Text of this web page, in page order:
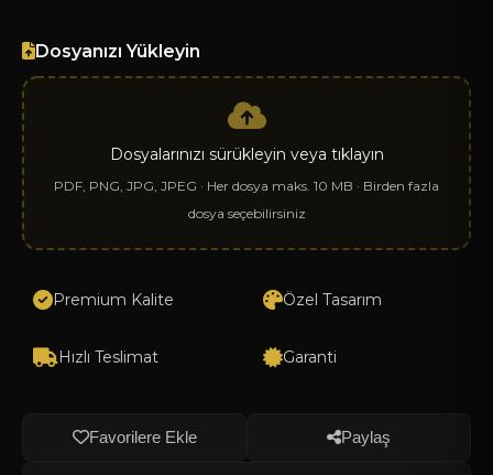
Dosyanızı Yükleyin
Dosyalarınızı sürükleyin veya tıklayın
PDF, PNG, JPG, JPEG · Her dosya maks. 10 MB · Birden fazla
dosya seçebilirsiniz
Premium Kalite Özel Tasarım
Hızlı Teslimat Garanti
Favorilere Ekle Paylaş
WhatsApp